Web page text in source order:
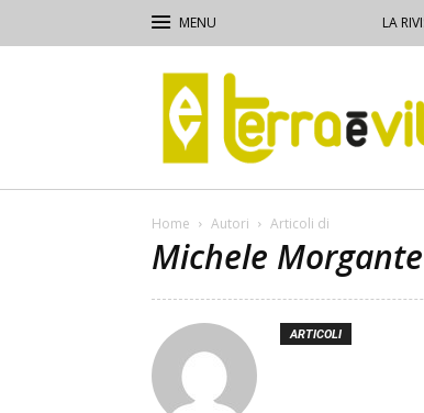
LA
Terra
e
Vita
Home Autori Articoli di
Michele Morgante
ARTICOLI